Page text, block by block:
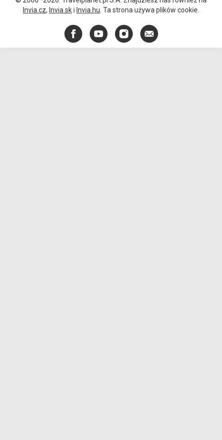
Invia.cz, Invia.ski Invia.hu . Ta strona używa plików cookie.
FacebookYouTubeInstagram
E-
mail